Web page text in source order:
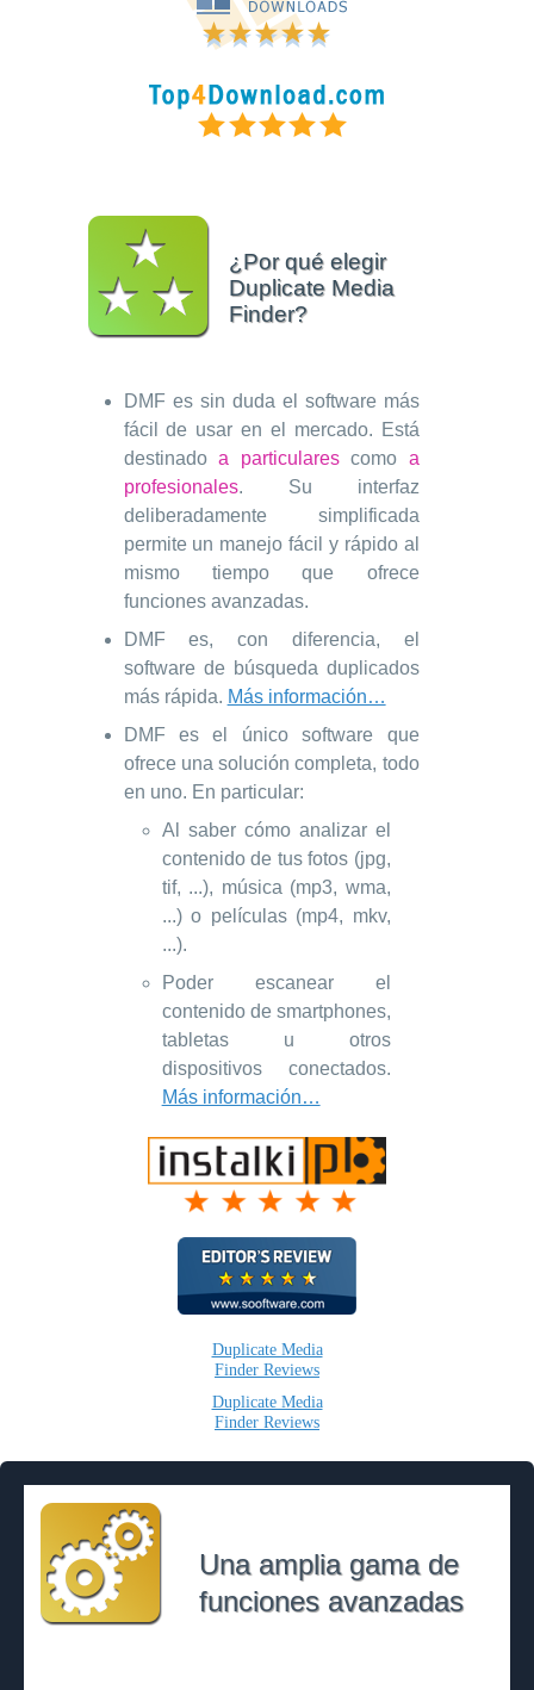
¿Por qué elegir
Duplicate Media
Finder?
DMF es sin duda el software más
fácil de usar en el mercado. Está
destinadoa particularescomo a
profesionales. Su interfaz
deliberadamente simplificada
permite un manejo fácil y rápido al
mismo tiempo que ofrece
funciones avanzadas.
DMF es, con diferencia, el
software de búsqueda duplicados
más rápida. Más información…
DMF es el único software que
ofrece una solución completa, todo
en uno. En particular:
Al saber cómo analizar el
contenido de tus fotos (jpg,
tif, ...), música (mp3, wma,
...) o películas (mp4, mkv,
...).
Poder escanear el
contenido de smartphones,
tabletas u otros
dispositivos conectados.
Más información…
Duplicate Media
Finder Reviews
Duplicate Media
Finder Reviews
Una amplia gama de
funciones avanzadas